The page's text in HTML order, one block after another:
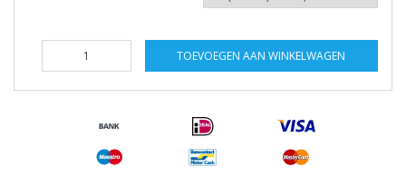
TOEVOEGEN AAN WINKELWAGEN